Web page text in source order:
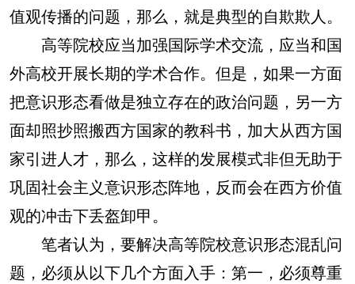
值观传播的问题，那么，就是典型的自欺欺人。
高等院校应当加强国际学术交流，应当和国
外高校开展长期的学术合作。但是，如果一方面
把意识形态看做是独立存在的政治问题，另一方
面却照抄照搬西方国家的教科书，加大从西方国
家引进人才，那么，这样的发展模式非但无助于
巩固社会主义意识形态阵地，反而会在西方价值
观的冲击下丢盔卸甲。
笔者认为，要解决高等院校意识形态混乱问
题，必须从以下几个方面入手：第一，必须尊重